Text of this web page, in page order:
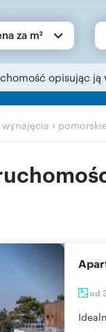
za m²
opisując ją
›
od